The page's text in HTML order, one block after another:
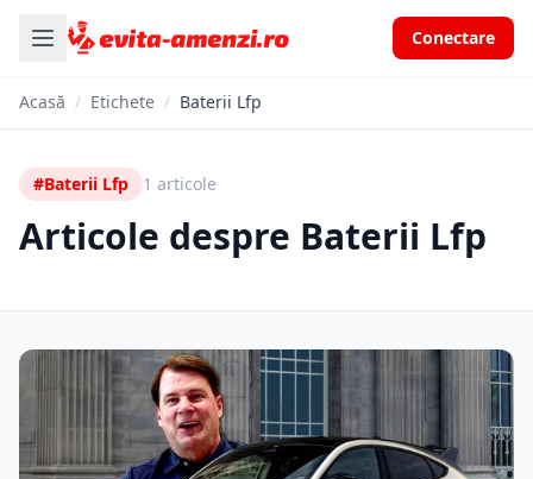
Conectare
Acasă / Etichete / Baterii Lfp
#Baterii Lfp 1 articole
Articole despre Baterii Lfp